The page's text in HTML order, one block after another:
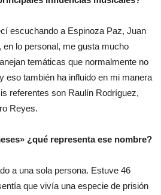
escuchando a Espinoza Paz, Juan
en lo personal, me gusta mucho
temáticas que normalmente no
eso también ha influido en mi manera
referentes son Raulín Rodríguez,
Reyes.
¿qué representa ese nombre?
a una sola persona. Estuve 46
que vivía una especie de prisión